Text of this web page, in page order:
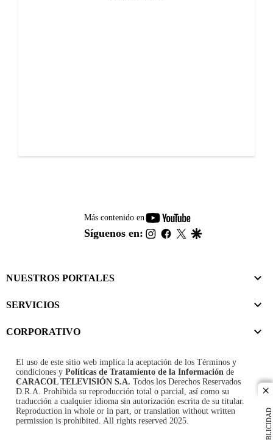
PUBLICIDAD
Más contenido en
youtube-
footer
Síguenos en: instagram
facebook
twitter
NUESTROS PORTALES
SERVICIOS
CORPORATIVO
El uso de este sitio web implica la aceptación de los Términos y
condiciones y Políticas de Tratamiento de la Información de
CARACOL TELEVISIÓN S.A. Todos los Derechos Reservados
D.R.A. Prohibida su reproducción total o parcial, así como su
traducción a cualquier idioma sin autorización escrita de su titular.
Reproduction in whole or in part, or translation without written
permission is prohibited. All rights reserved 2025.